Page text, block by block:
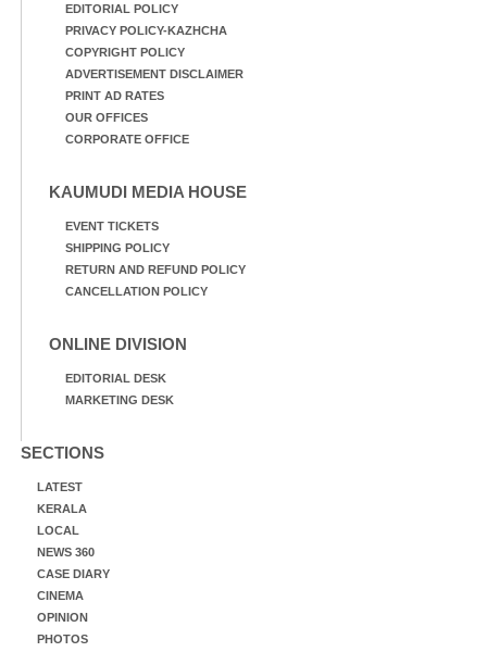
EDITORIAL POLICY
PRIVACY POLICY-KAZHCHA
COPYRIGHT POLICY
ADVERTISEMENT DISCLAIMER
PRINT AD RATES
OUR OFFICES
CORPORATE OFFICE
KAUMUDI MEDIA HOUSE
EVENT TICKETS
SHIPPING POLICY
RETURN AND REFUND POLICY
CANCELLATION POLICY
ONLINE DIVISION
EDITORIAL DESK
MARKETING DESK
SECTIONS
LATEST
KERALA
LOCAL
NEWS 360
CASE DIARY
CINEMA
OPINION
PHOTOS